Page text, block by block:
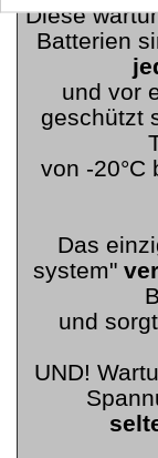
Diese
Batterien
und vor
geschützt
von -20°C
Das
system"
und
UND!